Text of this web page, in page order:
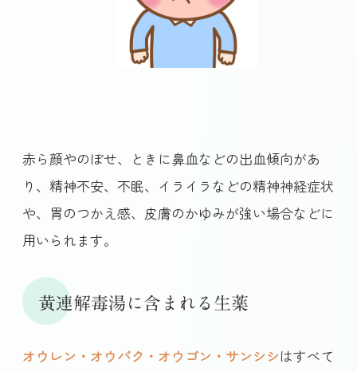
赤ら顔やのぼせ、ときに鼻血などの出血傾向があ
り、精神不安、不眠、イライラなどの精神神経症状
や、胃のつかえ感、皮膚のかゆみが強い場合などに
用いられます。
黄連解毒湯に含まれる生薬
オウレン・オウバク・オウゴン・サンシシはすべて